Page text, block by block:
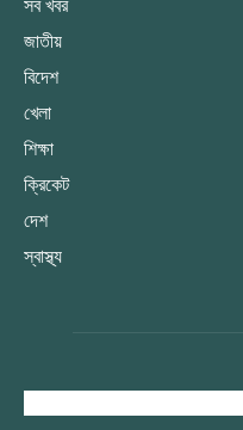
সব খবর
জাতীয়
বিদেশ
খেলা
শিক্ষা
ক্রিকেট
দেশ
স্বাস্থ্য